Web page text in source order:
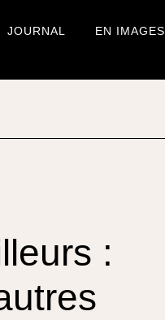
JOURNAL EN IMAGES
: